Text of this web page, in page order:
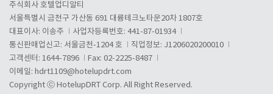
주식회사 호텔업디알티
서울특별시 금천구 가산동 691 대륭테크노타운20차 1807호
대표이사: 이송주
사업자등록번호: 441-87-01934
통신판매업신고: 서울금천-1204 호
직업정보: J1206020200010
고객센터: 1644-7896
Fax: 02-2225-8487
이메일: hdrt1109@hotelupdrt.com
Copyright ⓒ HotelupDRT Corp. All Right Reserved.